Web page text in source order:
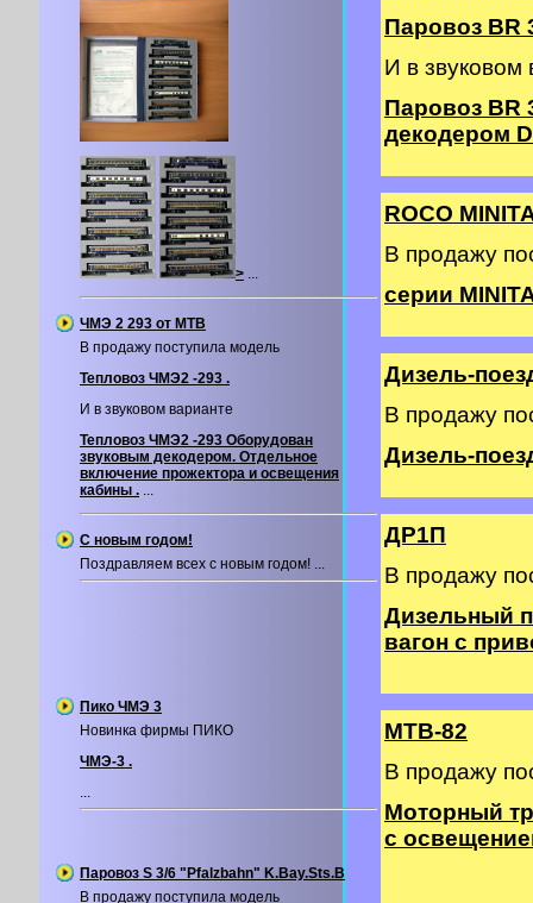
> ...
ЧМЭ 2 293 от MTB
В продажу поступила модель
Тепловоз ЧМЭ2 -293 .
И в звуковом варианте
Тепловоз ЧМЭ2 -293 Оборудован
звуковым декодером. Отдельное
включение прожектора и освещения
кабины . ...
С новым годом!
Поздравляем всех с новым годом! ...
Пико ЧМЭ 3
Новинка фирмы ПИКО
ЧМЭ-3 .
...
Паровоз S 3/6 "Pfalzbahn" K.Bay.Sts.B
В продажу поступила модель
Паровоз BR
И в звуковом
Паровоз BR
декодером
ROCO
В продажу
серии
Дизель-
В продажу
Дизель-
ДР1П
В продажу
Дизельный
вагон с
МТВ-82
В продажу
Моторный
с